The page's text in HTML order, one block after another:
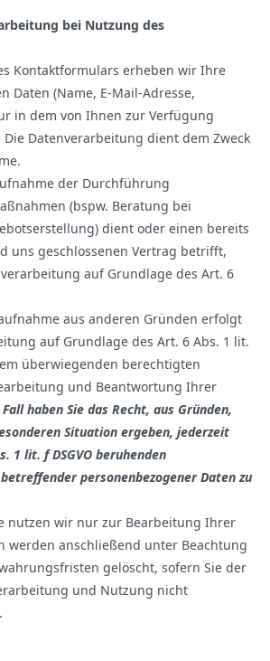
bei Nutzung des
Kontaktformulars erheben wir Ihre
Daten (Name, E-Mail-Adresse,
in dem von Ihnen zur Verfügung
Datenverarbeitung dient dem Zweck
der Durchführung
(bspw. Beratung bei
dient oder einen bereits
uns geschlossenen Vertrag betrifft,
auf Grundlage des Art. 6
aus anderen Gründen erfolgt
auf Grundlage des Art. 6 Abs. 1 lit.
überwiegenden berechtigten
und Beantwortung Ihrer
haben Sie das Recht, aus Gründen,
Situation ergeben, jederzeit
1 lit. f DSGVO beruhenden
personenbezogener Daten zu
nutzen wir nur zur Bearbeitung Ihrer
werden anschließend unter Beachtung
gelöscht, sofern Sie der
und Nutzung nicht